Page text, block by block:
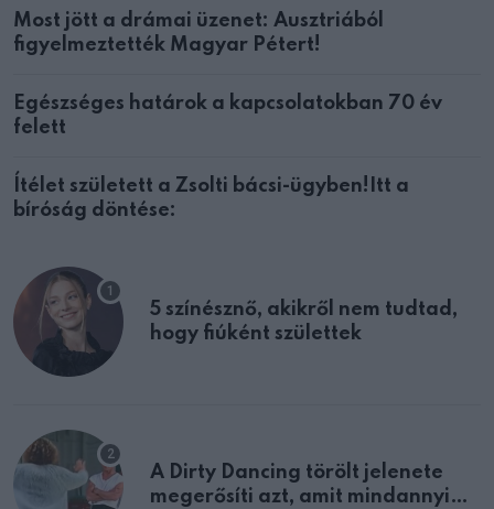
Most jött a drámai üzenet: Ausztriából
figyelmeztették Magyar Pétert!
Egészséges határok a kapcsolatokban 70 év
felett
Ítélet született a Zsolti bácsi-ügyben!Itt a
bíróság döntése:
5 színésznő, akikről nem tudtad,
hogy fiúként születtek
A Dirty Dancing törölt jelenete
megerősíti azt, amit mindannyian